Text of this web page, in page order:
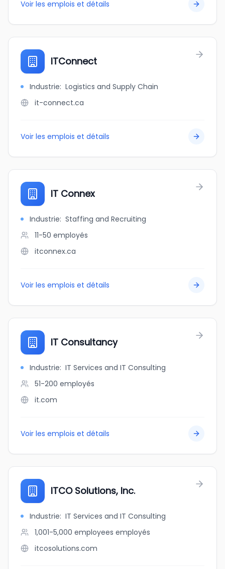
Voir les emplois et détails
ITConnect
Industrie: Logistics and Supply Chain
it-connect.ca
Voir les emplois et détails
IT Connex
Industrie: Staffing and Recruiting
11-50 employés
itconnex.ca
Voir les emplois et détails
IT Consultancy
Industrie: IT Services and IT Consulting
51-200 employés
it.com
Voir les emplois et détails
ITCO Solutions, Inc.
Industrie: IT Services and IT Consulting
1,001-5,000 employees employés
itcosolutions.com